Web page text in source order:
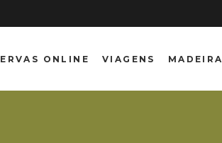
ONLINE VIAGENS MADEIRA